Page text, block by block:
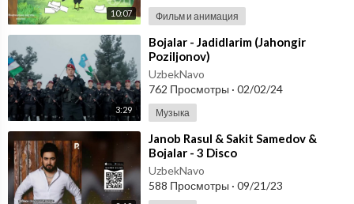
10:07 Фильм и анимация
3:29
⁣Bojalar - Jadidlarim (Jahongir
Poziljonov)
UzbekNavo
762 Просмотры · 02/02/24
Музыка
⁣Janob Rasul & Sakit Samedov &
Bojalar - 3 Disco
UzbekNavo
588 Просмотры · 09/21/23